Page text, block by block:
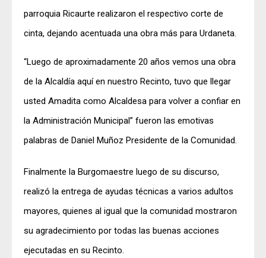
parroquia Ricaurte realizaron el respectivo corte de
cinta, dejando acentuada una obra más para Urdaneta.
“Luego de aproximadamente 20 años vemos una obra
de la Alcaldía aquí en nuestro Recinto, tuvo que llegar
usted Amadita como Alcaldesa para volver a confiar en
la Administración Municipal” fueron las emotivas
palabras de Daniel Muñoz Presidente de la Comunidad.
Finalmente la Burgomaestre luego de su discurso,
realizó la entrega de ayudas técnicas a varios adultos
mayores, quienes al igual que la comunidad mostraron
su agradecimiento por todas las buenas acciones
ejecutadas en su Recinto.